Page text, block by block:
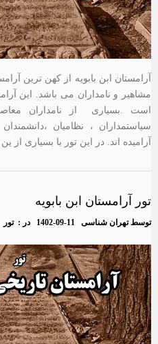
آرامستان ابن بابویه از کهن ترین
مشاهیر و نامداران می باشد. این
است .بسیاری از نامداران
آرامیده اند. در این تور با بسیاری از
تور آرامستان ابن بابویه
توسطتهران شناسی 1402-09-11 در :تور